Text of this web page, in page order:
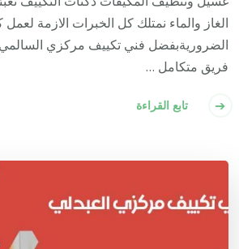
الغاز والماء نمتلك كل الخبرات الازمة
الضروريةبفضل فني تكييف مركزي السالمي
فريق متكامل …
تابع القراءة